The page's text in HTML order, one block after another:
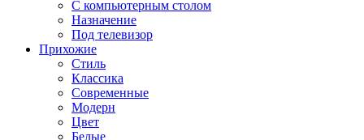
С компьютерным столом
Назначение
Под телевизор
Прихожие
Стиль
Классика
Современные
Модерн
Цвет
Белые